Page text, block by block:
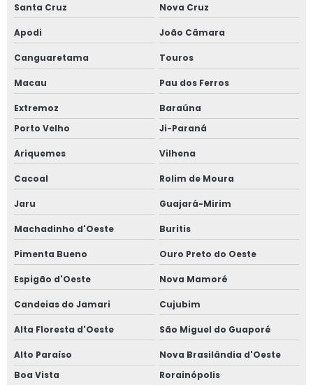
Santa Cruz Nova Cruz
Apodi João Câmara
Canguaretama Touros
Macau Pau dos Ferros
Extremoz
Baraúna
Porto Velho
Ji-Paraná
Ariquemes Vilhena
Cacoal Rolim de Moura
Jaru Guajará-Mirim
Machadinho d'Oeste Buritis
Pimenta Bueno Ouro Preto do Oeste
Espigão d'Oeste Nova Mamoré
Candeias do Jamari Cujubim
Alta Floresta d'Oeste São Miguel do Guaporé
Alto Paraíso
Nova Brasilândia d'Oeste
Boa Vista
Rorainópolis